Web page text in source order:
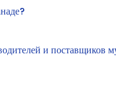
и поставщиков